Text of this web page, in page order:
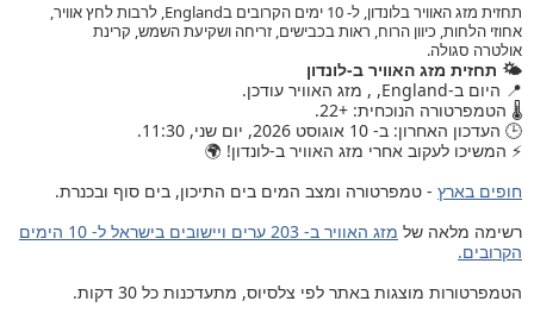
תחזית מזג האוויר בלונדון, ל- 10 ימים הקרובים בEngland, לרבות לחץ אוויר,
אחוזי הלחות, כיוון הרוח, ראות בכבישים, זריחה ושקיעת השמש, קרינת
אולטרה סגולה.
🌤️ תחזית מזג האוויר ב-לונדון
📍 היום ב-England, , מזג האוויר עודכן.
🌡️ הטמפרטורה הנוכחית: +22.
🕒 העדכון האחרון: ב- 10 אוגוסט 2026, יום שני, 11:30.
⚡ המשיכו לעקוב אחרי מזג האוויר ב-לונדון! 🌍
חופים בארץ - טמפרטורה ומצב המים בים התיכון, בים סוף ובכנרת.
רשימה מלאה של
מזג האוויר ב- 203 ערים ויישובים בישראל ל- 10 הימים
הקרובים.
הטמפרטורות מוצגות באתר לפי צלסיוס, מתעדכנות כל 30 דקות.